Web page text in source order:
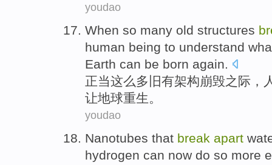
youdao
When so many old structures
human being to understand
Earth can be born again.
正当这么多 旧有架构崩毁之际，
让地球重生。
youdao
Nanotubes that break apart
hydrogen can now do so more